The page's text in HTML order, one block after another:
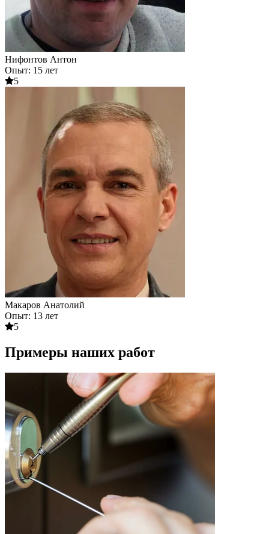
Нифонтов Антон
Опыт: 15 лет
5
Макаров Анатолий
Опыт: 13 лет
5
Примеры наших работ